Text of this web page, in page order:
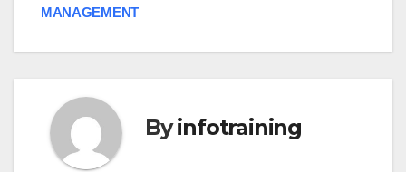
MANAGEMENT
Byinfotraining